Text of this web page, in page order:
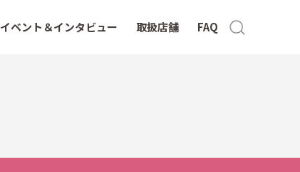
イベント＆インタビュー 取扱店舗 FAQ